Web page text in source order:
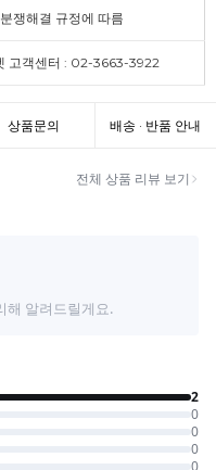
쟁해결 규정에 따름
고객센터 : 02-3663-3922
상품문의 배송 · 반품 안내